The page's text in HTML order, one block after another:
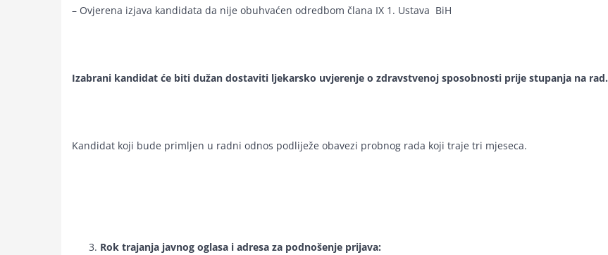
– Ovjerena izjava kandidata da nije obuhvaćen odredbom člana IX 1. Ustava BiH
Izabrani kandidat će biti dužan dostaviti ljekarsko uvjerenje o zdravstvenoj sposobnosti prije stupanja na rad.
Kandidat koji bude primljen u radni odnos podliježe obavezi probnog rada koji traje tri mjeseca.
Rok trajanja javnog oglasa i adresa za podnošenje prijava: